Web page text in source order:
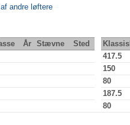
andre løftere
År Stævne Sted
417.5
150
80
187.5
80